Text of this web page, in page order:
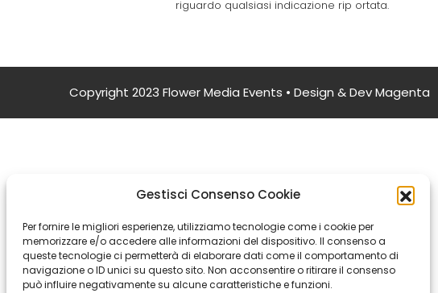
Gestisci Consenso Cookie
Per fornire le migliori esperienze, utilizziamo tecnologie come i cookie per
memorizzare e/o accedere alle informazioni del dispositivo. Il consenso a
queste tecnologie ci permetterà di elaborare dati come il comportamento di
navigazione o ID unici su questo sito. Non acconsentire o ritirare il consenso
può influire negativamente su alcune caratteristiche e funzioni.
riguardo qualsiasi indicazione rip ortata.
Copyright 2023 Flower Media Events • Design & DevMagenta